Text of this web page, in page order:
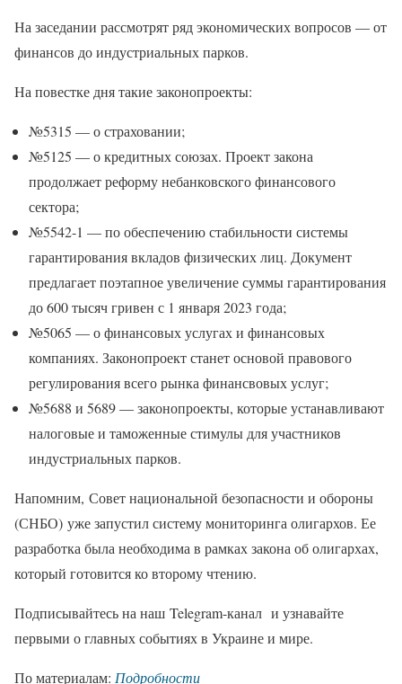
На заседании рассмотрят ряд экономических вопросов — от
финансов до индустриальных парков.
На повестке дня такие законопроекты:
№5315 — о страховании;
№5125 — о кредитных союзах. Проект закона
продолжает реформу небанковского финансового
сектора;
№5542-1 — по обеспечению стабильности системы
гарантирования вкладов физических лиц. Документ
предлагает поэтапное увеличение суммы гарантирования
до 600 тысяч гривен с 1 января 2023 года;
№5065 — о финансовых услугах и финансовых
компаниях. Законопроект станет основой правового
регулирования всего рынка финансвовых услуг;
№5688 и 5689 — законопроекты, которые устанавливают
налоговые и таможенные стимулы для участников
индустриальных парков.
Напомним, Совет национальной безопасности и обороны
(СНБО) уже запустил систему мониторинга олигархов. Ее
разработка была необходима в рамках закона об олигархах,
который готовится ко второму чтению.
Подписывайтесь на наш Telegram-канал и узнавайте
первыми о главных событиях в Украине и мире.
По материалам: Подробности